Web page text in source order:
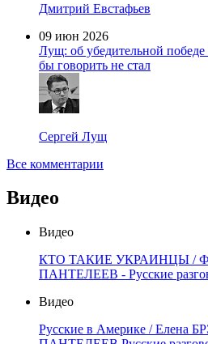
Дмитрий Евстафьев
09 июн 2026
Лущ: об убедительной
бы говорить не стал
Сергей Лущ
Все комментарии
Видео
Видео
КТО ТАКИЕ УКРАИНЦЫ /
ПАНТЕЛЕЕВ - Русские
Видео
Русские в Америке / Елена